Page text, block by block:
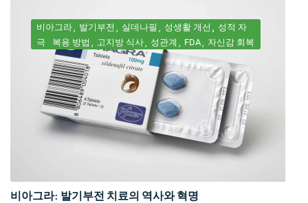
비아그라 발기부전 실데나필 성생활 개선
성적 자
극
복용 방법 고지방 식사 성관계 FDA 자신감 회복
비아그라: 발기부전 치료의 역사와 혁명